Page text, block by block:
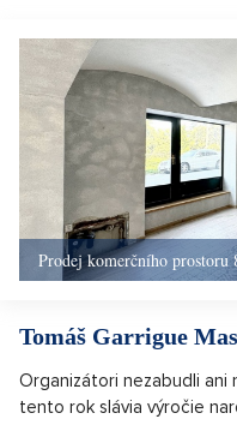
Prodej komerčního prostoru
Tomáš Garrigue
Organizátori nezabudli
tento rok slávia výročie